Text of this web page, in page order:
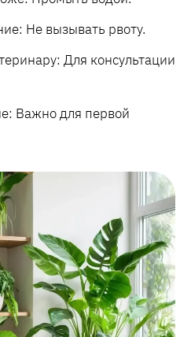
Не вызывать рвоту.
Для консультации
Важно для первой